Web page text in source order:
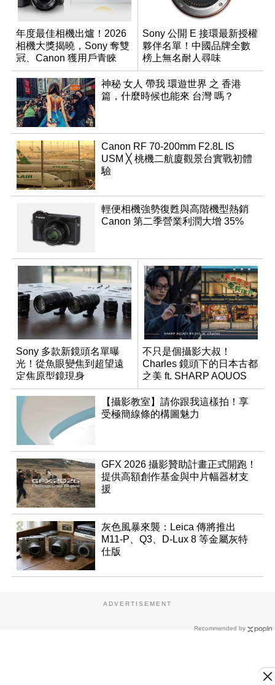
年度最佳相機出爐！2026
相機大獎揭曉，Sony 奪雙
冠、Canon 獲用戶青睞
Sony 公開 E 接環最新授權
夥伴名單！中國品牌全數
榜上無名耐人尋味
神秘 女人 帶我 環遊世界 之 香港
篇，什麼時候也能來 台灣 嗎？
Canon RF 70-200mm F2.8L IS
USM ╳ 桃機二航廈觀景台實戰初體
驗
輕便相機強勢復甦與高階機型熱銷
Canon 第二季營業利潤大增 35%
Sony 多款新鏡頭名單曝
光！從魚眼變焦到超望遠
定焦原型鏡現身
不只是個攝影大叔！
Charles 鏡頭下的日本古都
之美 ft. SHARP AQUOS
R9 pro
【攝影教室】請你跟我這樣拍！享
受極簡線條的構圖魅力
GFX 2026 攝影贊助計畫正式開跑！
提供高額創作基金與中片幅器材支
援
灰色風暴來襲：Leica 傳將推出
M11-P、Q3、D-Lux 8 等金屬灰特
仕版
Recommended by
ADVERTISEMENT